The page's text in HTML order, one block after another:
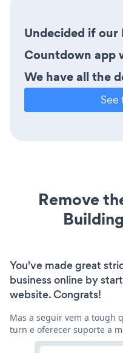
Undecided if our
Countdown app
We have all the
See
Remove
You've made great
business online by
website. Congrats!
Mas a seguir vem a tough
turn e oferecer suporte a